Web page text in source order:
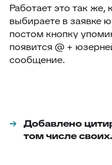
Работает это так
выбираете в заявке
постом кнопку
появится @ +
сообщение.
Добавлено
том числе своих.